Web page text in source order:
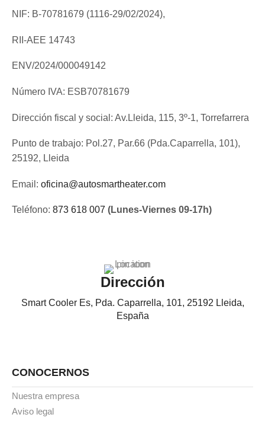
NIF: B-70781679 (1116-29/02/2024),
RII-AEE 14743
ENV/2024/000049142
Número IVA: ESB70781679
Dirección fiscal y social: Av.Lleida, 115, 3º-1, Torrefarrera
Punto de trabajo: Pol.27, Par.66 (Pda.Caparrella, 101),
25192, Lleida
Email: oficina@autosmartheater.com
Teléfono: 873 618 007 (Lunes-Viernes 09-17h)
Dirección
Smart Cooler Es, Pda. Caparrella, 101, 25192 Lleida,
España
CONOCERNOS
Nuestra empresa
Aviso legal